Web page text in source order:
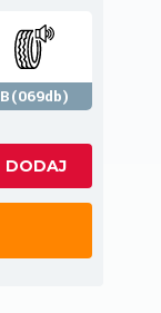
B(069db)